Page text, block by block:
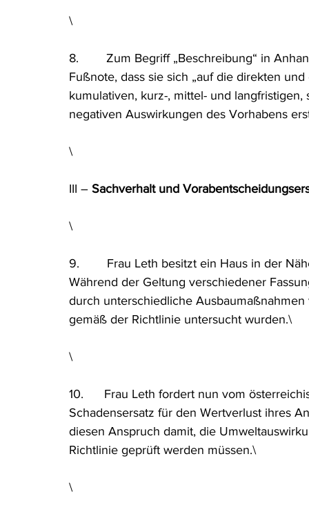
\
8.        Zum Begriff „Beschreibung“ in
Fußnote, dass sie sich „auf die direkten
kumulativen, kurz-, mittel- und
negativen Auswirkungen des Vorhabens
\
III – Sachverhalt und
\
9.        Frau Leth besitzt ein Haus in der
Während der Geltung verschiedener
durch unterschiedliche
gemäß der Richtlinie untersucht wurden.\
\
10.      Frau Leth fordert nun vom
Schadensersatz für den Wertverlust ihres
diesen Anspruch damit, die
Richtlinie geprüft werden müssen.\
\